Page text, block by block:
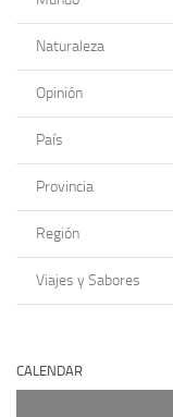
Naturaleza
Opinión
País
Provincia
Región
Viajes y Sabores
CALENDAR